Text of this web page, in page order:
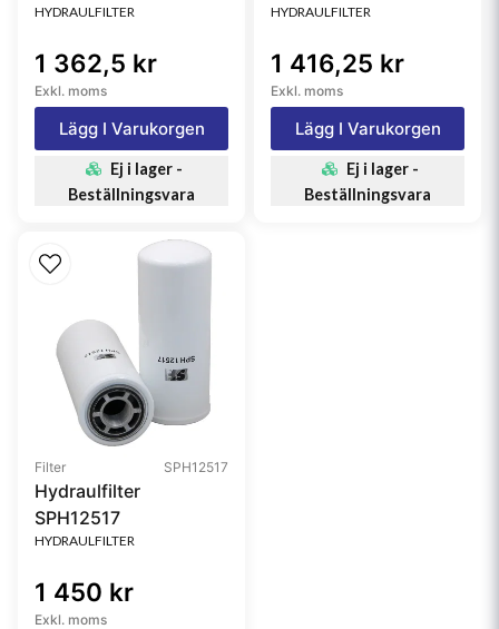
HYDRAULFILTER
1 362,5 kr
Exkl. moms
Lägg I Varukorgen
Ej i lager -
Beställningsvara
HYDRAULFILTER
1 416,25 kr
Exkl. moms
Lägg I Varukorgen
Ej i lager -
Beställningsvara
Filter SPH12517
Hydraulfilter
SPH12517
HYDRAULFILTER
1 450 kr
Exkl. moms